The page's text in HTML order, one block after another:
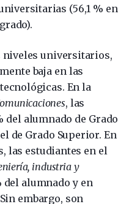
(56,1 % en
niveles universitarios,
baja en las
En la
, las
del alumnado de Grado
de Grado Superior. En
las estudiantes en el
industria y
del alumnado y en
embargo, son